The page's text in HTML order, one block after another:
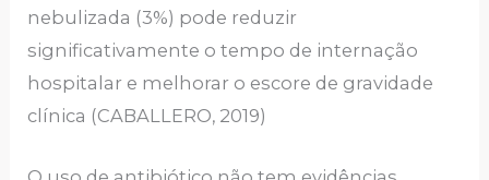
nebulizada (3%) pode reduzir
significativamente o tempo de internação
hospitalar e melhorar o escore de gravidade
clínica (CABALLERO, 2019)